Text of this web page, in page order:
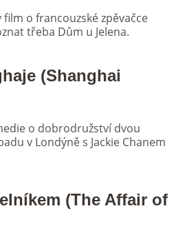
film o francouzské zpěvačce
třeba Dům u Jelena.
(Shanghai
o dobrodružství dvou
v Londýně s Jackie Chanem
(The Affair of